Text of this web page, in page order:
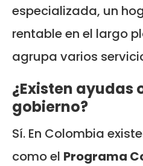
especializada, un
rentable en el largo
agrupa varios
¿Existen ayudas
gobierno?
Sí. En Colombia
como el Programa